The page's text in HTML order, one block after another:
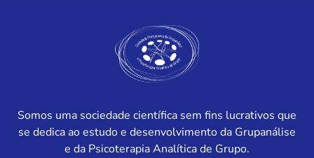
Somos uma sociedade científica sem fins lucrativos que
se dedica ao estudo e desenvolvimento da Grupanálise
e da Psicoterapia Analítica de Grupo.